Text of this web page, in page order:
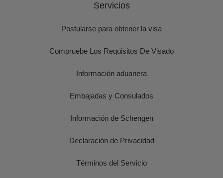
Servicios
Postularse para obtener la visa
Compruebe Los Requisitos De Visado
Información aduanera
Embajadas y Consulados
Información de Schengen
Declaración de Privacidad
Términos del Servicio